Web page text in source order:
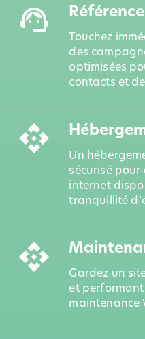
support_agent
Touchez
des
optimisées
contacts et
api
Un
sécurisé
internet
tranquillité
api
Gardez un
et
maintenance